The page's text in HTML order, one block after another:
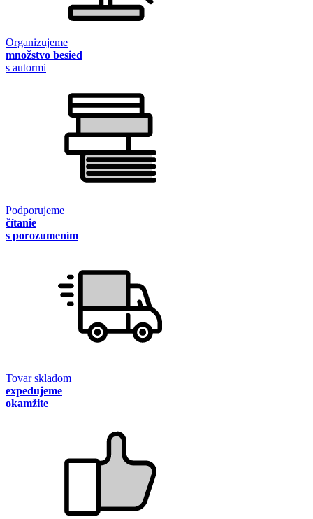
Organizujeme
množstvo besied
s autormi
Podporujeme
čítanie
s porozumením
Tovar skladom
expedujeme
okamžite